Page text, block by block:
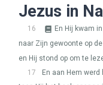
Jezus in
16
En Hij kwam
naar Zijn gewoonte op
en Hij stond op om te
17
En aan Hem